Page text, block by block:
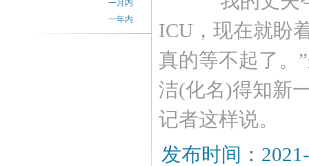
一月内
一年内
ICU，现在就盼
真的等不起了。
洁(化名)得知新
记者这样说。
发布时间：